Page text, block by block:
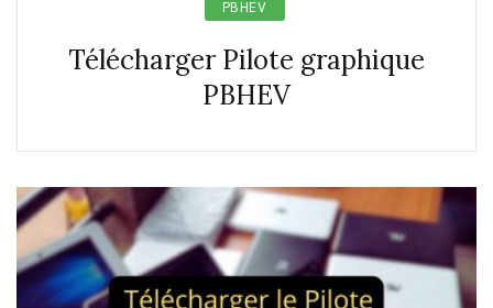
PBHEV
Télécharger Pilote graphique
PBHEV